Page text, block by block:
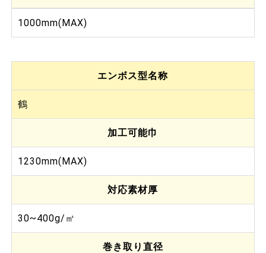
1000mm(MAX)
エンボス型名称
鶴
加工可能巾
1230mm(MAX)
対応素材厚
30~400g/㎡
巻き取り直径